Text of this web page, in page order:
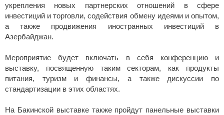
укрепления новых партнерских отношений в сфере
инвестиций и торговли, содействия обмену идеями и опытом,
а также продвижения иностранных инвестиций в
Азербайджан.
Мероприятие будет включать в себя конференцию и
выставку, посвященную таким секторам, как продукты
питания, туризм и финансы, а также дискуссии по
стандартизации в этих областях.
На Бакинской выставке также пройдут панельные выставки